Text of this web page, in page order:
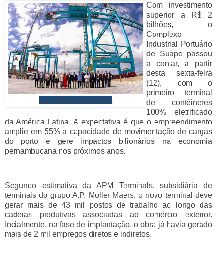
Foto: Rafael Vieira/DP Fot
Com investimento
superior a R$ 2
bilhões, o
Complexo
Industrial Portuário
de Suape passou
a contar, a partir
desta sexta-feira
(12), com o
primeiro terminal
de contêineres
100% eletrificado
da América Latina. A expectativa é que o empreendimento
amplie em 55% a capacidade de movimentação de cargas
do porto e gere impactos bilionários na economia
pernambucana nos próximos anos.
Segundo estimativa da APM Terminals, subsidiária de
terminais do grupo A.P. Moller Maers, o novo terminal deve
gerar mais de 43 mil postos de trabalho ao longo das
cadeias produtivas associadas ao comércio exterior.
Incialmente, na fase de implantação, o obra já havia gerado
mais de 2 mil empregos diretos e indiretos.